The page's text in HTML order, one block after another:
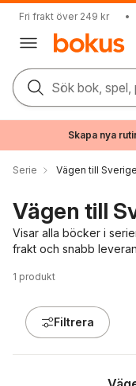
Fri frakt över 249 kr •
Sök bok, spel,
Skapa nya
Serie Vägen till Sverige
Vägen till
Visar alla böcker i
frakt och snabb
1 produkt
Filtrera